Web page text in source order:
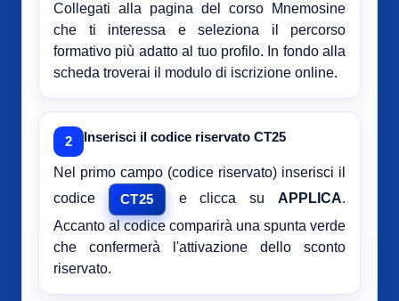
Collegati alla pagina del corso Mnemosine
che ti interessa e seleziona il percorso
formativo più adatto al tuo profilo. In fondo alla
scheda troverai il modulo di iscrizione online.
2 Inserisci il codice riservato CT25
Nel primo campo (codice riservato) inserisci il
codice
CT25 e clicca suAPPLICA.
Accanto al codice comparirà una spunta verde
che confermerà l'attivazione dello sconto
riservato.